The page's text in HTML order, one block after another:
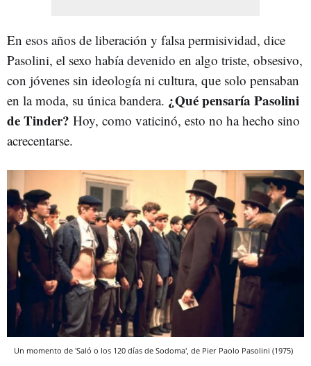
En esos años de liberación y falsa permisividad, dice
Pasolini, el sexo había devenido en algo triste, obsesivo,
con jóvenes sin ideología ni cultura, que solo pensaban
en la moda, su única bandera. ¿Qué pensaría Pasolini
de Tinder? Hoy, como vaticinó, esto no ha hecho sino
acrecentarse.
Un momento de 'Saló o los 120 días de Sodoma', de Pier Paolo Pasolini (1975)